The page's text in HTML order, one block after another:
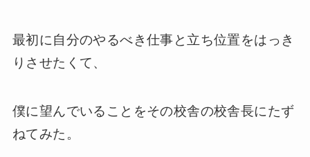
最初に自分のやるべき仕事と立ち位置をはっき
りさせたくて、
僕に望んでいることをその校舎の校舎長にたず
ねてみた。